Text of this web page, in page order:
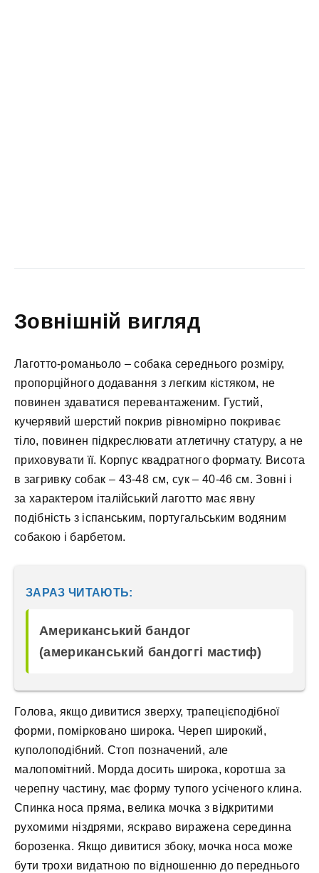
Зовнішній вигляд
Лаготто-романьоло – собака середнього розміру,
пропорційного додавання з легким кістяком, не
повинен здаватися перевантаженим. Густий,
кучерявий шерстий покрив рівномірно покриває
тіло, повинен підкреслювати атлетичну статуру, а не
приховувати її. Корпус квадратного формату. Висота
в загривку собак – 43-48 см, сук – 40-46 см. Зовні і
за характером італійський лаготто має явну
подібність з іспанським, португальським водяним
собакою і барбетом.
ЗАРАЗ ЧИТАЮТЬ:
Американський бандог
(американський бандоггі мастиф)
Голова, якщо дивитися зверху, трапецієподібної
форми, помірковано широка. Череп широкий,
куполоподібний. Стоп позначений, але
малопомітний. Морда досить широка, коротша за
черепну частину, має форму тупого усіченого клина.
Спинка носа пряма, велика мочка з відкритими
рухомими ніздрями, яскраво виражена серединна
борозенка. Якщо дивитися збоку, мочка носа може
бути трохи видатною по відношенню до переднього